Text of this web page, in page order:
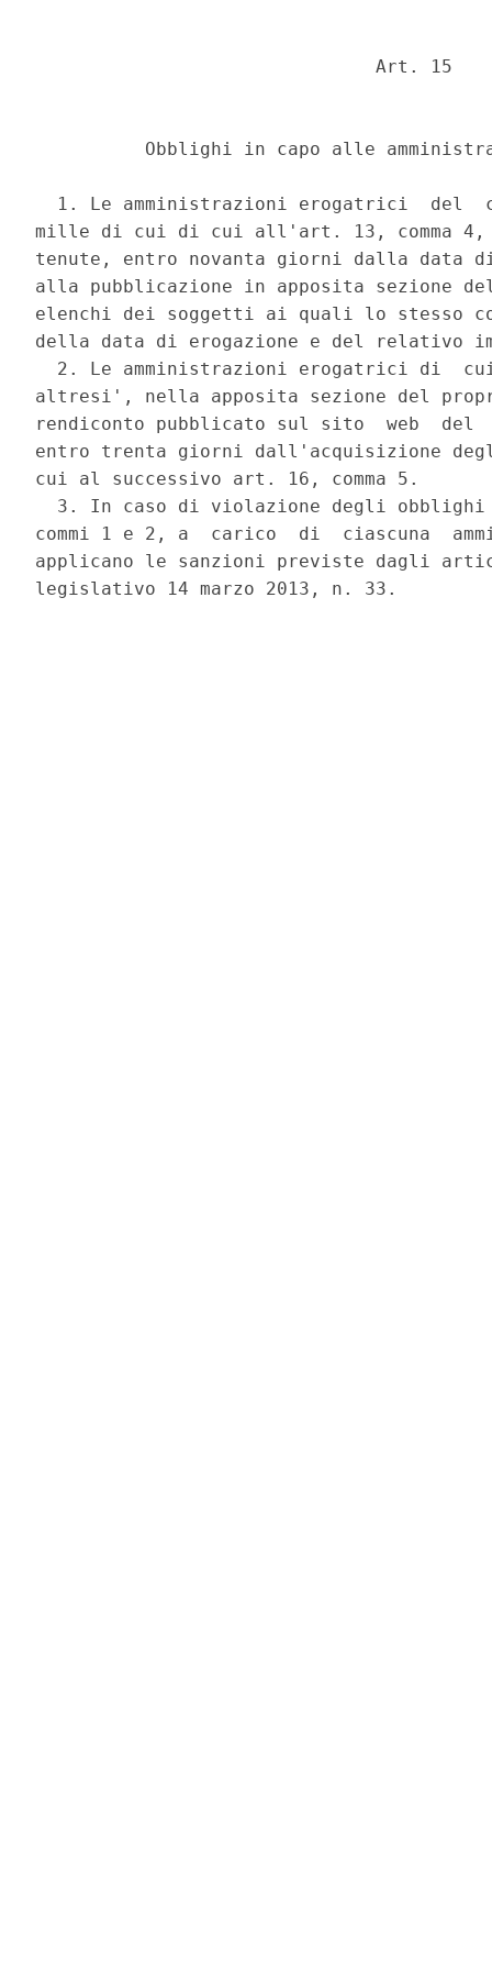
                               Art. 15
Obblighi in capo alle
1. Le amministrazioni erogatrici  del
mille di cui di cui all'art. 13, comma
tenute, entro novanta giorni dalla data
alla pubblicazione in apposita sezione
elenchi dei soggetti ai quali lo stesso
della data di erogazione e del relativo
2. Le amministrazioni erogatrici di
altresi', nella apposita sezione del
rendiconto pubblicato sul sito  web  del
entro trenta giorni dall'acquisizione
cui al successivo art. 16, comma 5.
3. In caso di violazione degli
commi 1 e 2, a  carico  di  ciascuna
applicano le sanzioni previste dagli